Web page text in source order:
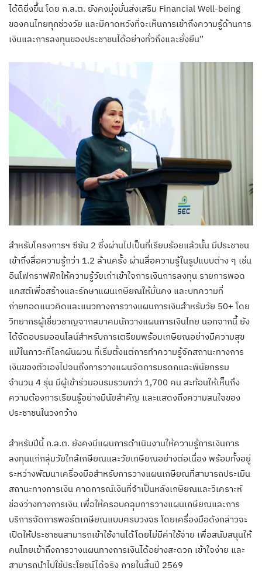
ได้ดียิ่งขึ้น โดย ก.ล.ต. ยังคงมุ่งมั่นส่งเสริม Financial Well-being
ของคนไทยทุกช่วงวัย และมีคาดหวังที่จะเห็นการเข้าถึงความรู้ด้านการ
เงินและการลงทุนของประชาชนได้อย่างทั่วถึงและยั่งยืน”
สำหรับโครงการฯ ซีซัน 2 ซึ่งผ่านไปเป็นที่เรียบร้อยแล้วนั้น มีประชาชน
เข้าถึงสื่อความรู้กว่า 1.2 ล้านครั้ง ผ่านสื่อความรู้ในรูปแบบต่าง ๆ เช่น
อินโฟกราฟฟิกให้ความรู้วัยเก๋าเข้าใจการเงินการลงทุน รายการพอด
แคสต์เพื่อสร้างและรักษาแผนเกษียณให้มั่นคง และบทความที่
ถ่ายทอดแนวคิดและแนวทางการวางแผนการเงินสำหรับวัย 50+ โดย
วิทยากรผู้เชี่ยวชาญจากสมาคมนักวางแผนการเงินไทย นอกจากนี้ ยัง
ได้จัดอบรมออนไลน์สำหรับการเตรียมพร้อมเกษียณอย่างมีความสุข
แม้ในภาวะที่โลกผันผวน ที่เริ่มตั้งแต่การทำความรู้จักสถานะทางการ
เงินของตัวเองไปจนถึงการวางแผนจัดการมรดกและพินัยกรรม
จำนวน 4 รุ่น มีผู้เข้าร่วมอบรมรวมกว่า 1,700 คน สะท้อนให้เห็นถึง
ความต้องการเรียนรู้อย่างมีนัยสำคัญ และแสดงถึงความสนใจของ
ประชาชนในวงกว้าง
สำหรับปีนี้ ก.ล.ต. ยังคงมีแผนการดำเนินงานให้ความรู้การเงินการ
ลงทุนแก่กลุ่มวัยใกล้เกษียณและวัยเกษียณอย่างต่อเนื่อง พร้อมทั้งอยู่
ระหว่างพัฒนาเครื่องมือสำหรับการวางแผนเกษียณที่สามารถประเมิน
สถานะทางการเงิน คาดการณ์เงินที่จำเป็นหลังเกษียณและวิเคราะห์
ช่องว่างทางการเงิน เพื่อให้ครอบคลุมการวางแผนเกษียณและการ
บริการจัดการพอร์ตเกษียณแบบครบวงจร โดยเครื่องมือดังกล่าวจะ
เปิดให้ประชาชนสามารถเข้าใช้งานได้โดยไม่มีค่าใช้จ่าย เพื่อสนับสนุนให้
คนไทยเข้าถึงการวางแผนทางการเงินได้อย่างสะดวก เข้าใจง่าย และ
สามารถนำไปใช้ประโยชน์ได้จริง ภายในสิ้นปี 2569